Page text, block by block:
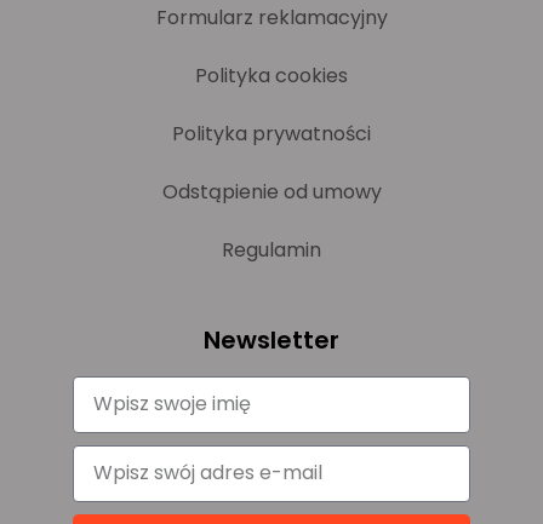
Formularz reklamacyjny
Polityka cookies
Polityka prywatności
Odstąpienie od umowy
Regulamin
Newsletter